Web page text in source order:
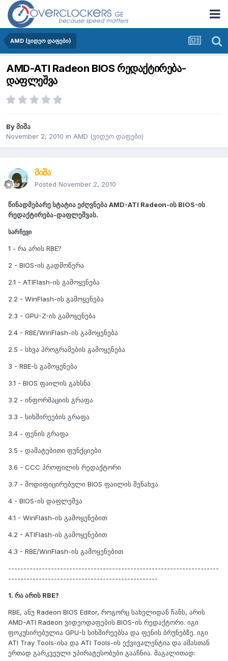
AMD (ვიდეო დაფები)
AMD-ATI Radeon BIOS რედაქტირება-
დაფლეშვა
Byმიშა
November 2, 2010 in AMD (ვიდეო დაფები)
მიშა
Posted November 2, 2010
წინადმებარე სტატია ეძღვნება AMD-ATI Radeon-ის BIOS-ის
რედაქტირება-დაფლეშვას.
სარჩევი
1 - რა არის RBE?
2 - BIOS-ის გადმოწერა
2.1 - ATIFlash-ის გამოყენება
2.2 - WinFlash-ის გამოყენება
2.3 - GPU-Z-ის გამოყენება
2.4 - RBE/WinFlash-ის გამოყენება
2.5 - სხვა პროგრამების გამოყენება
3 - RBE-ს გამოყენება
3.1 - BIOS ფაილის გახსნა
3.2 - ინფორმაციის გრაფა
3.3 - სიხშირეების გრაფა
3.4 - ფენის გრაფა
3.5 - დამატებითი ფუნქციები
3.6 - CCC პროფილის რედაქტორი
3.7 - მოდიფიცირებული BIOS ფაილის შენახვა
4 - BIOS-ის დაფლეშვა
4.1 - WinFlash-ის გამოყენებით
4.2 - ATIFlash-ის გამოყენებით
4.3 - RBE/WinFlash-ის გამოყენებით
---------------------------------------------------------------------
-------------------------------------------------
1. რა არის RBE?
RBE, ანუ Radeon BIOS Editor, როგორც სახელიდან ჩანს, არის
AMD-ATI Radeon ვიდეოდაფების BIOS-ის რედაქტორი. იგი
ფოკუსირებულია GPU-ს სიხშირეებსა და ფენის ბრუნებზე. იგი
ATI Tray Tools-ისა და ATI Tools-ის ექვივალენტია და ამასთან
ერთად გარკვეული უპირატესობები გააჩნია. მაგალითად: